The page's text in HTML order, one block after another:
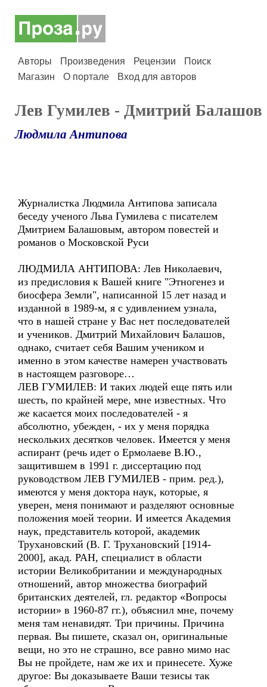
Авторы Произведения Рецензии
Поиск
Магазин
О портале Вход для авторов
Лев Гумилев - Дмитрий Балашов
Людмила Антипова
Журналистка Людмила Антипова записала
беседу ученого Льва Гумилева с писателем
Дмитрием Балашовым, автором повестей и
романов о Московской Руси
ЛЮДМИЛА АНТИПОВА: Лев Николаевич,
из предисловия к Вашей книге "Этногенез и
биосфера Земли", написанной 15 лет назад и
изданной в 1989-м, я с удивлением узнала,
что в нашей стране у Вас нет последователей
и учеников. Дмитрий Михайлович Балашов,
однако, считает себя Вашим учеником и
именно в этом качестве намерен участвовать
в настоящем разговоре…
ЛЕВ ГУМИЛЕВ: И таких людей еще пять или
шесть, по крайней мере, мне известных. Что
же касается моих последователей - я
абсолютно, убежден, - их у меня порядка
нескольких десятков человек. Имеется у меня
аспирант (речь идет о Ермолаеве В.Ю.,
защитившем в 1991 г. диссертацию под
руководством ЛЕВ ГУМИЛЕВ - прим. ред.),
имеются у меня доктора наук, которые, я
уверен, меня понимают и разделяют основные
положения моей теории. И имеется Академия
наук, представитель которой, академик
Трухановский (В. Г. Трухановский [1914-
2000], акад. РАН, специалист в области
истории Великобритании и международных
отношений, автор множества биографий
британских деятелей, гл. редактор «Вопросы
истории» в 1960-87 гг.), объяснил мне, почему
меня там ненавидят. Три причины. Причина
первая. Вы пишете, сказал он, оригинальные
вещи, но это не страшно, все равно мимо нас
Вы не пройдете, нам же их и принесете. Хуже
другое: Вы доказываете Ваши тезисы так